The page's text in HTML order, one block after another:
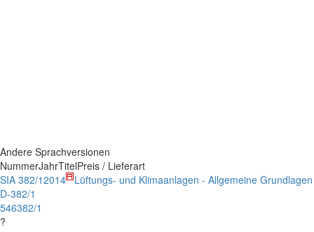
Andere Sprachversionen
NummerJahrTitelPreis / Lieferart
SIA 382/1
D-382/1
546382/1
?
2014 Lüftungs- und Klimaanlagen - Allgemeine